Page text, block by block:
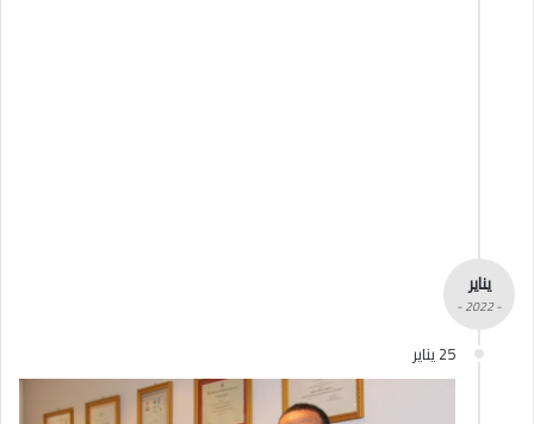
يناير
- 2022 -
25 يناير